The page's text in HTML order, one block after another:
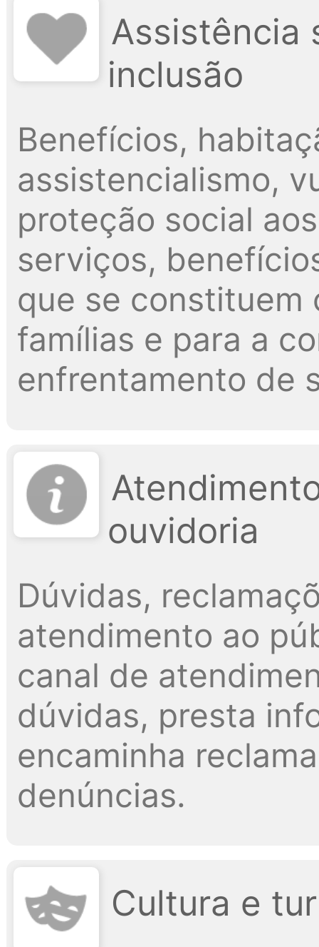
Assistência
inclusão
Benefícios,
assistencialismo,
proteção social
serviços,
que se constituem
famílias e para a
enfrentamento de
ouvidoria
Dúvidas,
atendimento ao
canal de
dúvidas, presta
encaminha
denúncias.
Cultura e